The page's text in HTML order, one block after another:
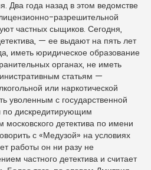
Два года назад в этом ведомстве
разрешительной
частных сыщиков. Сегодня,
— ее выдают на пять лет
иметь юридическое образование
органах, не иметь
статьям —
или наркотической
уволенным с государственной
по дискредитирующим
московского детектива по имени
с «Медузой» на условиях
работы он ни разу не
частного детектива и считает